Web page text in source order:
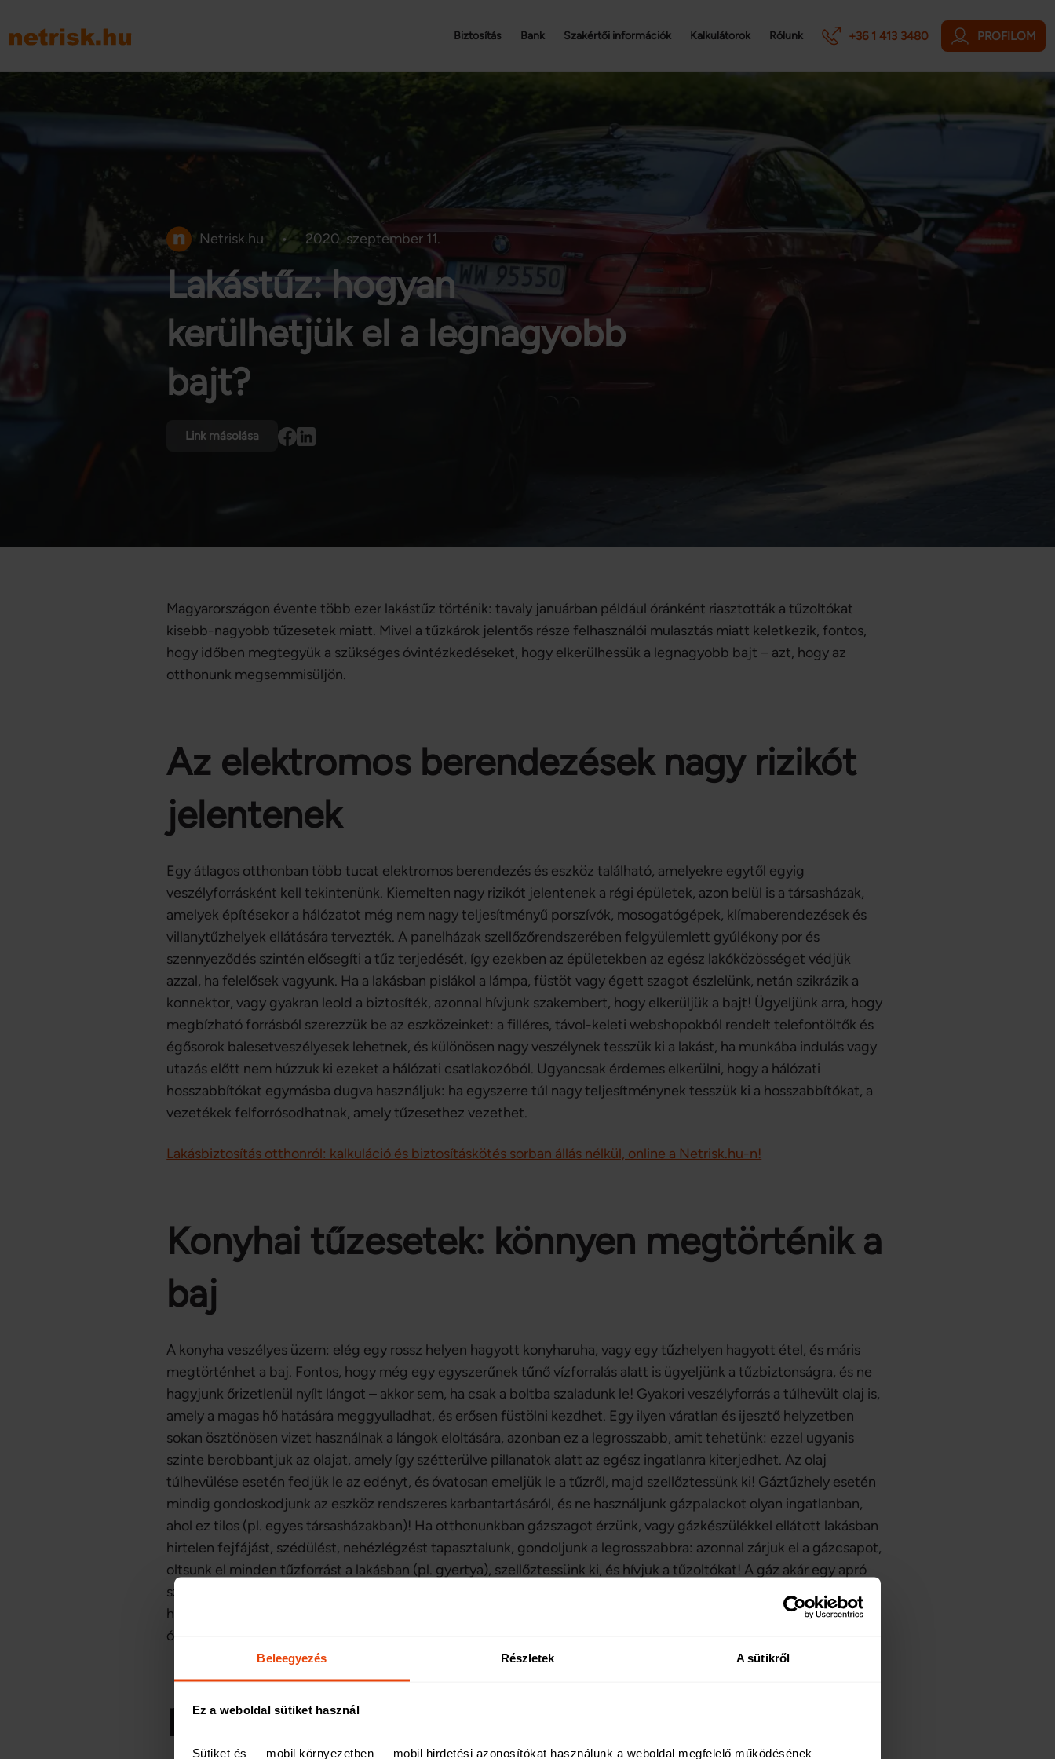
Beleegyezés Részletek A sütikről
Ez a weboldal sütiket használ
Sütiket és — mobil környezetben — mobil hirdetési azonosítókat használunk a weboldal megfelelő működésének
Biztosítás Bank Szakértői információk Kalkulátorok Rólunk +36 1 413 3480 PROFILOM
Netrisk.hu • 2020. szeptember 11.
Lakástűz: hogyan
kerülhetjük el a legnagyobb
bajt?
Link másolása
Magyarországon évente több ezer lakástűz történik: tavaly januárban például óránként riasztották a tűzoltókat
kisebb-nagyobb tűzesetek miatt. Mivel a tűzkárok jelentős része felhasználói mulasztás miatt keletkezik, fontos,
hogy időben megtegyük a szükséges óvintézkedéseket, hogy elkerülhessük a legnagyobb bajt – azt, hogy az
otthonunk megsemmisüljön.
Az elektromos berendezések nagy rizikót
jelentenek
Egy átlagos otthonban több tucat elektromos berendezés és eszköz található, amelyekre egytől egyig
veszélyforrásként kell tekintenünk. Kiemelten nagy rizikót jelentenek a régi épületek, azon belül is a társasházak,
amelyek építésekor a hálózatot még nem nagy teljesítményű porszívók, mosogatógépek, klímaberendezések és
villanytűzhelyek ellátására tervezték. A panelházak szellőzőrendszerében felgyülemlett gyúlékony por és
szennyeződés szintén elősegíti a tűz terjedését, így ezekben az épületekben az egész lakóközösséget védjük
azzal, ha felelősek vagyunk. Ha a lakásban pislákol a lámpa, füstöt vagy égett szagot észlelünk, netán szikrázik a
konnektor, vagy gyakran leold a biztosíték, azonnal hívjunk szakembert, hogy elkerüljük a bajt! Ügyeljünk arra, hogy
megbízható forrásból szerezzük be az eszközeinket: a filléres, távol-keleti webshopokból rendelt telefontöltők és
égősorok balesetveszélyesek lehetnek, és különösen nagy veszélynek tesszük ki a lakást, ha munkába indulás vagy
utazás előtt nem húzzuk ki ezeket a hálózati csatlakozóból. Ugyancsak érdemes elkerülni, hogy a hálózati
hosszabbítókat egymásba dugva használjuk: ha egyszerre túl nagy teljesítménynek tesszük ki a hosszabbítókat, a
vezetékek felforrósodhatnak, amely tűzesethez vezethet.
Lakásbiztosítás otthonról: kalkuláció és biztosításkötés sorban állás nélkül, online a Netrisk.hu-n!
Konyhai tűzesetek: könnyen megtörténik a
baj
A konyha veszélyes üzem: elég egy rossz helyen hagyott konyharuha, vagy egy tűzhelyen hagyott étel, és máris
megtörténhet a baj. Fontos, hogy még egy egyszerűnek tűnő vízforralás alatt is ügyeljünk a tűzbiztonságra, és ne
hagyjunk őrizetlenül nyílt lángot – akkor sem, ha csak a boltba szaladunk le! Gyakori veszélyforrás a túlhevült olaj is,
amely a magas hő hatására meggyulladhat, és erősen füstölni kezdhet. Egy ilyen váratlan és ijesztő helyzetben
sokan ösztönösen vizet használnak a lángok eloltására, azonban ez a legrosszabb, amit tehetünk: ezzel ugyanis
szinte berobbantjuk az olajat, amely így szétterülve pillanatok alatt az egész ingatlanra kiterjedhet. Az olaj
túlhevülése esetén fedjük le az edényt, és óvatosan emeljük le a tűzről, majd szellőztessünk ki! Gáztűzhely esetén
mindig gondoskodjunk az eszköz rendszeres karbantartásáról, és ne használjunk gázpalackot olyan ingatlanban,
ahol ez tilos (pl. egyes társasházakban)! Ha otthonunkban gázszagot érzünk, vagy gázkészülékkel ellátott lakásban
hirtelen fejfájást, szédülést, nehézlégzést tapasztalunk, gondoljunk a legrosszabbra: azonnal zárjuk el a gázcsapot,
oltsunk el minden tűzforrást a lakásban (pl. gyertya), szellőztessünk ki, és hívjuk a tűzoltókat! A gáz akár egy apró
szikrától is berobbanhat, ezért ügyeljünk arra, hogy a segítség megérkezéséig ne kapcsoljunk villanyt, és ne
használjunk semmilyen elektromos berendezést. Konyhai teendőink során mindig tartsuk be a szükséges
óvintézkedéseket, és hasznos, ha egy megbízható füstjelzőt is felszerelünk, amely időben figyelmeztethet a bajra.
Nagyon fontos a lakásbiztosítás